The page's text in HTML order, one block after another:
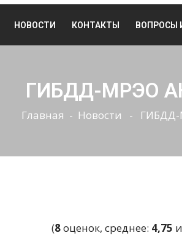
НОВОСТИ КОНТАКТЫ ВОПРОСЫ
ГИБДД-МРЭО
Главная - Новости - ГИБДД-
(8оценок, среднее: 4,75